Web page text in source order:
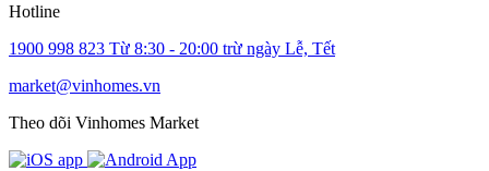
Hotline
1900 998 823 Từ 8:30 - 20:00 trừ ngày Lễ, Tết
market@vinhomes.vn
Theo dõi Vinhomes Market